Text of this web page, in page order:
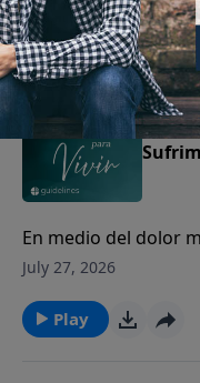
Play
La
En medio del dolor
los corazones
July 27, 2026
Play